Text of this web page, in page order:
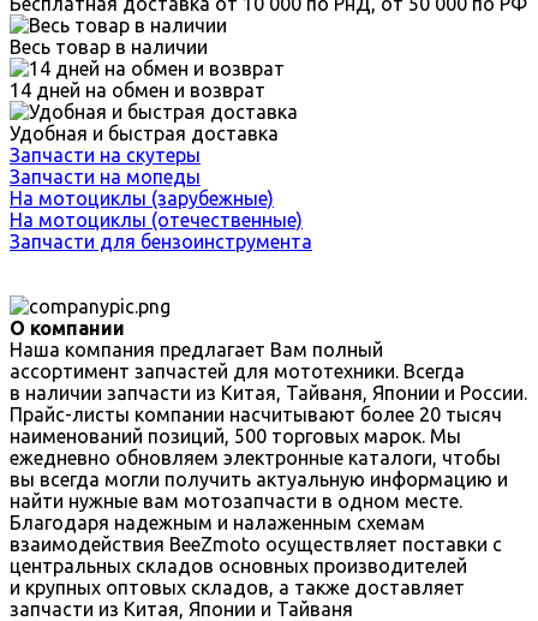
Весь товар в наличии
14 дней на обмен и возврат
Удобная и быстрая доставка
Запчасти на скутеры
Запчасти на мопеды
На мотоциклы (зарубежные)
На мотоциклы (отечественные)
Запчасти для бензоинструмента
О компании
Наша компания предлагает Вам полный
ассортимент запчастей для мототехники. Всегда
в наличии запчасти из Китая, Тайваня, Японии и России.
Прайс-листы компании насчитывают более 20 тысяч
наименований позиций, 500 торговых марок. Мы
ежедневно обновляем электронные каталоги, чтобы
вы всегда могли получить актуальную информацию и
найти нужные вам мотозапчасти в одном месте.
Благодаря надежным и налаженным схемам
взаимодействия BeeZmoto осуществляет поставки с
центральных складов основных производителей
и крупных оптовых складов, а также доставляет
запчасти из Китая, Японии и Тайваня